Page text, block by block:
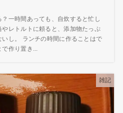
一時間あっても、自炊すると忙し
やレトルトに頼ると、添加物たっぷ
し。 ランチの時間に作ることはで
作り置き...
雑記